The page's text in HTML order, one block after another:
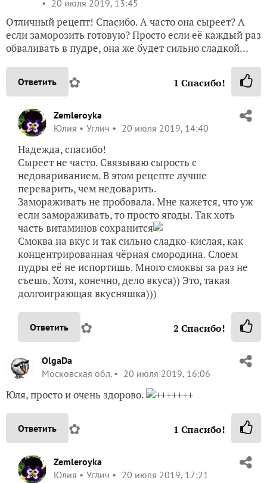
20 июля 2019, 13:45
Отличный рецепт! Спасибо. А часто она сыреет? А
если заморозить готовую? Просто если её каждый раз
обваливать в пудре, она же будет сильно сладкой…
Ответить ✿ 1 Спасибо!
Zemleroyka
Юлия
Углич 20 июля 2019, 14:40
Надежда, спасибо!
Сыреет не часто. Связываю сырость с
недовариванием. В этом рецепте лучше
переварить, чем недоварить.
Замораживать не пробовала. Мне кажется, что уж
если замораживать, то просто ягоды. Так хоть
часть витаминов сохранится
Смоква на вкус и так сильно сладко-кислая, как
концентрированная чёрная смородина. Слоем
пудры её не испортишь. Много смоквы за раз не
съешь. Хотя, конечно, дело вкуса)) Это, такая
долгоиграющая вкусняшка)))
Ответить ✿ 2 Спасибо!
OlgaDa
Московская обл.
20 июля 2019, 16:06
Юля, просто и очень здорово. +++++++
Ответить ✿ 1 Спасибо!
Zemleroyka
Юлия
Углич 20 июля 2019, 17:21